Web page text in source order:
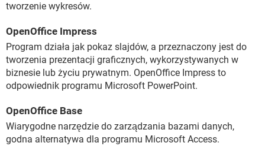
tworzenie wykresów.
OpenOffice Impress
Program działa jak pokaz slajdów, a przeznaczony jest do
tworzenia prezentacji graficznych, wykorzystywanych w
biznesie lub życiu prywatnym. OpenOffice Impress to
odpowiednik programu Microsoft PowerPoint.
OpenOffice Base
Wiarygodne narzędzie do zarządzania bazami danych,
godna alternatywa dla programu Microsoft Access.